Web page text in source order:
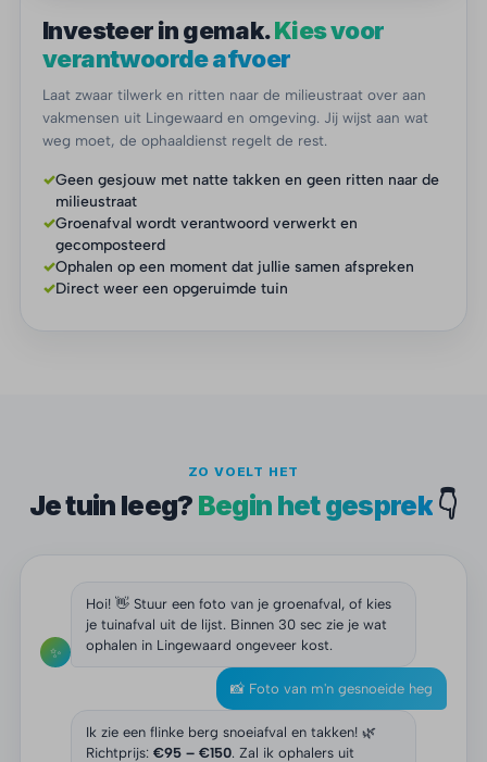
Investeer in gemak.Kies voor
verantwoorde afvoer
Laat zwaar tilwerk en ritten naar de milieustraat over aan
vakmensen uit Lingewaard en omgeving. Jij wijst aan wat
weg moet, de ophaaldienst regelt de rest.
✓Geen gesjouw met natte takken en geen ritten naar de
milieustraat
✓Groenafval wordt verantwoord verwerkt en
gecomposteerd
✓Ophalen op een moment dat jullie samen afspreken
✓Direct weer een opgeruimde tuin
ZO VOELT HET
Je tuin leeg? Begin het gesprek👇
✨
Hoi! 👋 Stuur een foto van je groenafval, of kies
je tuinafval uit de lijst. Binnen 30 sec zie je wat
ophalen in Lingewaard ongeveer kost.
📸 Foto van m'n gesnoeide heg
Ik zie een flinke berg snoeiafval en takken! 🌿
Richtprijs: €95 – €150. Zal ik ophalers uit